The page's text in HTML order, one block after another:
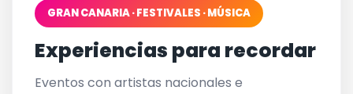
GRAN CANARIA · FESTIVALES · MÚSICA
Experiencias para recordar
Eventos con artistas nacionales e